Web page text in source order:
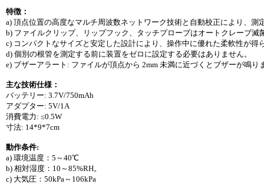
特徴：
a) 頂点位置の高度なマルチ周波数ネットワーク技術と自動校正により、測
b) ファイルクリップ、リップフック、タッチプローブはオートクレーブ滅
c) コンパクトなサイズと安定した設計により、操作中に優れた柔軟性が得
d) 個別の根管を測定する前に装置をゼロに設定する必要はありません。
e) ブザーアラート: ファイルが頂点から 2mm 未満に近づくとブザーが鳴り
主な技術仕様：
バッテリー: 3.7V/750mAh
アダプター: 5V/1A
消費電力: ≤0.5W
寸法: 14*9*7cm
動作条件:
a) 環境温度：5～40℃
b) 相対湿度：10～85%RH。
c) 大気圧：50kPa～106kPa